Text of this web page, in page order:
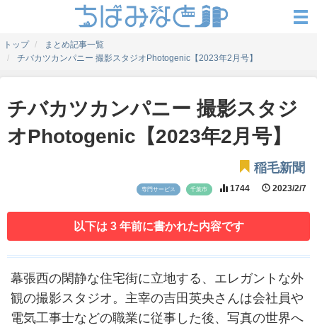
トップ
まとめ記事一覧
チバカツカンパニー 撮影スタジオPhotogenic【2023年2月号】
チバカツカンパニー 撮影スタジ
オPhotogenic【2023年2月号】
稲毛新聞
専門サービス 千葉市 1744 2023/2/7
以下は 3 年前に書かれた内容です
幕張西の閑静な住宅街に立地する、エレガントな外
観の撮影スタジオ。主宰の吉田英央さんは会社員や
電気工事士などの職業に従事した後、写真の世界へ